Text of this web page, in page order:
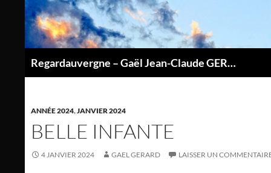
contenu
Regardauvergne – Gaël Jean-Claude GERARD
ANNÉE 2024,JANVIER 2024
BELLE INFANTE
4 JANVIER 2024 GAEL GERARD LAISSER UN